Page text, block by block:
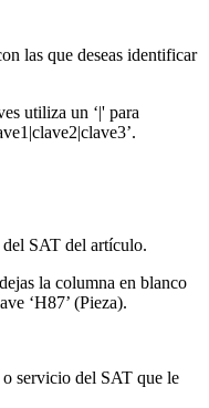
las que deseas identificar
utiliza un ‘|' para
SAT del artículo.
la columna en blanco
‘H87’ (Pieza).
servicio del SAT que le